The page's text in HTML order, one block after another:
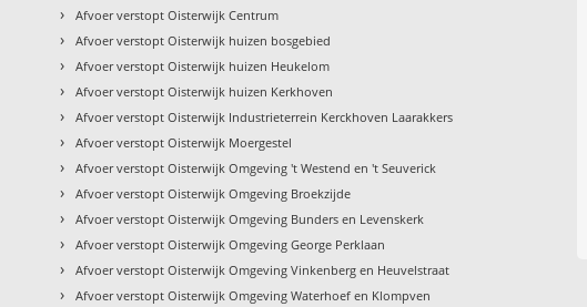
› Afvoer verstopt Oisterwijk Centrum
› Afvoer verstopt Oisterwijk huizen bosgebied
› Afvoer verstopt Oisterwijk huizen Heukelom
› Afvoer verstopt Oisterwijk huizen Kerkhoven
› Afvoer verstopt Oisterwijk Industrieterrein Kerckhoven Laarakkers
› Afvoer verstopt Oisterwijk Moergestel
› Afvoer verstopt Oisterwijk Omgeving 't Westend en 't Seuverick
› Afvoer verstopt Oisterwijk Omgeving Broekzijde
› Afvoer verstopt Oisterwijk Omgeving Bunders en Levenskerk
› Afvoer verstopt Oisterwijk Omgeving George Perklaan
› Afvoer verstopt Oisterwijk Omgeving Vinkenberg en Heuvelstraat
› Afvoer verstopt Oisterwijk Omgeving Waterhoef en Klompven